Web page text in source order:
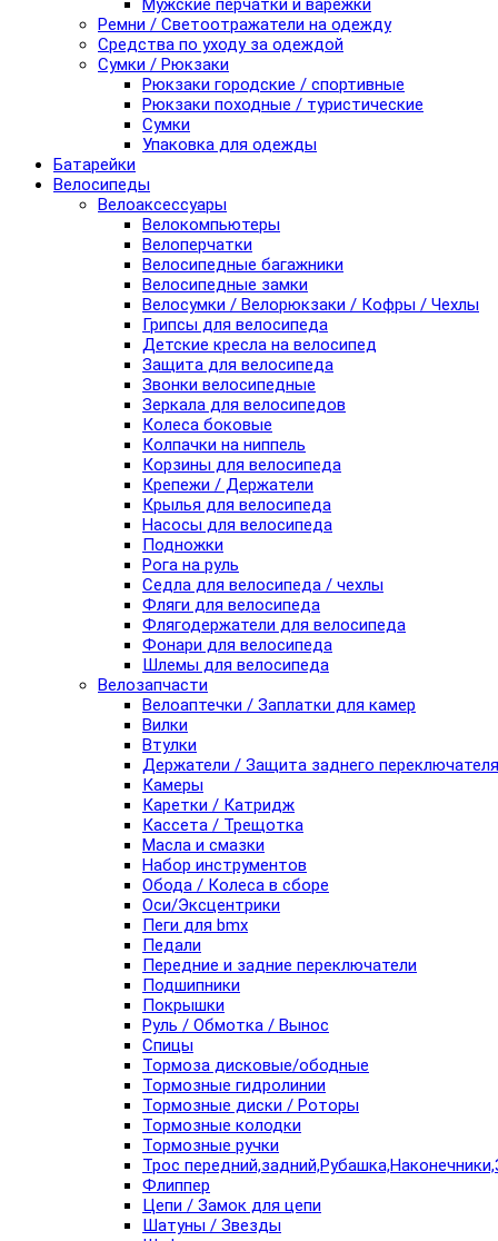
Мужские перчатки и варежки
Ремни / Светоотражатели на одежду
Средства по уходу за одеждой
Сумки / Рюкзаки
Рюкзаки городские / спортивные
Рюкзаки походные / туристические
Сумки
Упаковка для одежды
Батарейки
Велосипеды
Велоаксессуары
Велокомпьютеры
Велоперчатки
Велосипедные багажники
Велосипедные замки
Велосумки / Велорюкзаки / Кофры / Чехлы
Грипсы для велосипеда
Детские кресла на велосипед
Защита для велосипеда
Звонки велосипедные
Зеркала для велосипедов
Колеса боковые
Колпачки на ниппель
Корзины для велосипеда
Крепежи / Держатели
Крылья для велосипеда
Насосы для велосипеда
Подножки
Рога на руль
Седла для велосипеда / чехлы
Фляги для велосипеда
Флягодержатели для велосипеда
Фонари для велосипеда
Шлемы для велосипеда
Велозапчасти
Велоаптечки / Заплатки для камер
Вилки
Втулки
Держатели / Защита заднего переключателя
Камеры
Каретки / Катридж
Кассета / Трещотка
Масла и смазки
Набор инструментов
Обода / Колеса в сборе
Оси/Эксцентрики
Пеги для bmx
Педали
Передние и задние переключатели
Подшипники
Покрышки
Руль / Обмотка / Вынос
Спицы
Тормоза дисковые/ободные
Тормозные гидролинии
Тормозные диски / Роторы
Тормозные колодки
Тормозные ручки
Трос
Флиппер
Цепи / Замок для цепи
Шатуны / Звезды